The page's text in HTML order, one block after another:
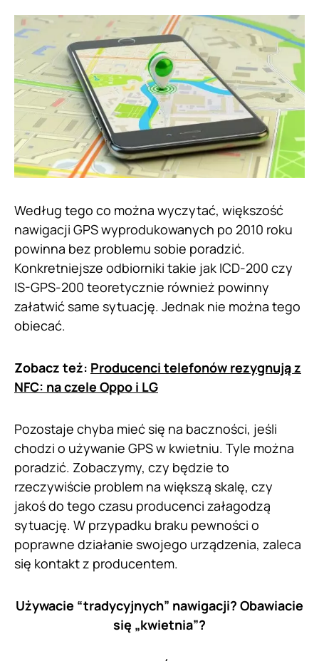
Według tego co można wyczytać, większość
nawigacji GPS wyprodukowanych po 2010 roku
powinna bez problemu sobie poradzić.
Konkretniejsze odbiorniki takie jak ICD-200 czy
IS-GPS-200 teoretycznie również powinny
załatwić same sytuację. Jednak nie można tego
obiecać.
Zobacz też: Producenci telefonów rezygnują z
NFC: na czele Oppo i LG
Pozostaje chyba mieć się na baczności, jeśli
chodzi o używanie GPS w kwietniu. Tyle można
poradzić. Zobaczymy, czy będzie to
rzeczywiście problem na większą skalę, czy
jakoś do tego czasu producenci załagodzą
sytuację. W przypadku braku pewności o
poprawne działanie swojego urządzenia, zaleca
się kontakt z producentem.
Używacie “tradycyjnych” nawigacji? Obawiacie
się „kwietnia”?